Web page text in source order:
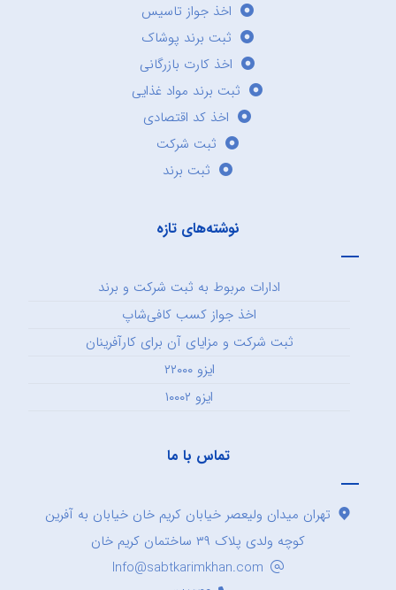
اخذ جواز تاسیس
ثبت برند پوشاک
اخذ کارت بازرگانی
ثبت برند مواد غذایی
اخذ کد اقتصادی
ثبت شرکت
ثبت برند
نوشته‌های تازه
ادارات مربوط به ثبت شرکت و برند
اخذ جواز کسب کافی‌شاپ
ثبت شرکت و مزایای آن برای کارآفرینان
ایزو ۲۲۰۰۰
ایزو ۱۰۰۰۲
تماس با ما
تهران میدان ولیعصر خیابان کریم خان خیابان به آفرین
کوچه ولدی پلاک ۳۹ ساختمان کریم خان
Info@sabtkarimkhan.com